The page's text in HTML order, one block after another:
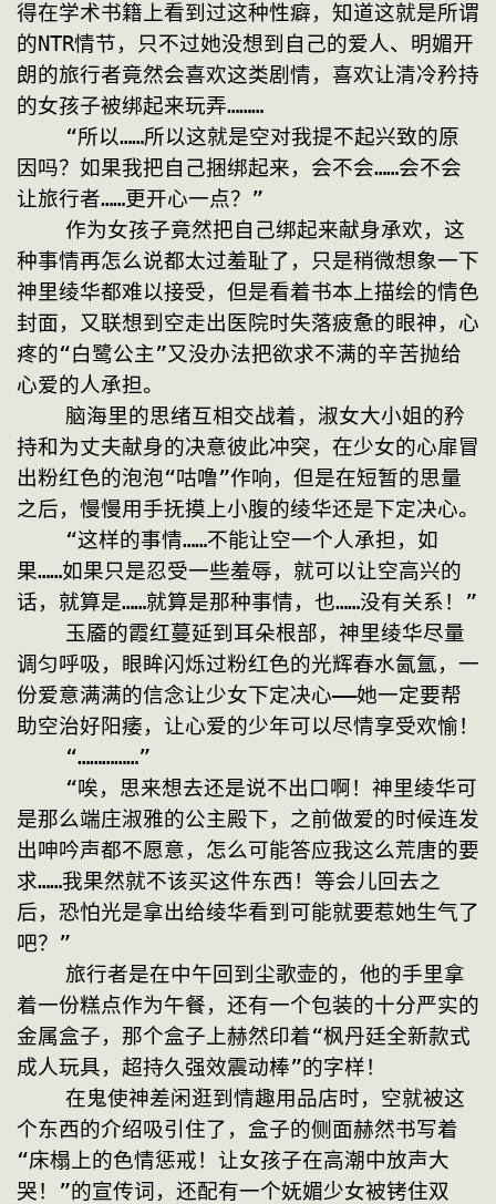
得在学术书籍上看到过这种性癖，知道这就是所谓
的NTR情节，只不过她没想到自己的爱人、明媚开
朗的旅行者竟然会喜欢这类剧情，喜欢让清冷矜持
的女孩子被绑起来玩弄………
因吗？如果我把自己捆绑起来，会不会……会不会
让旅行者……更开心一点？”
种事情再怎么说都太过羞耻了，只是稍微想象一下
神里绫华都难以接受，但是看着书本上描绘的情色
封面，又联想到空走出医院时失落疲惫的眼神，心
疼的“白鹭公主”又没办法把欲求不满的辛苦抛给
心爱的人承担。
持和为丈夫献身的决意彼此冲突，在少女的心扉冒
出粉红色的泡泡“咕噜”作响，但是在短暂的思量
之后，慢慢用手抚摸上小腹的绫华还是下定决心。
果……如果只是忍受一些羞辱，就可以让空高兴的
话，就算是……就算是那种事情，也……没有关系！”
调匀呼吸，眼眸闪烁过粉红色的光辉春水氤氲，一
份爱意满满的信念让少女下定决心——她一定要帮
助空治好阳痿，让心爱的少年可以尽情享受欢愉！
    “……………”
是那么端庄淑雅的公主殿下，之前做爱的时候连发
出呻吟声都不愿意，怎么可能答应我这么荒唐的要
求……我果然就不该买这件东西！等会儿回去之
后，恐怕光是拿出给绫华看到可能就要惹她生气了
吧？”
着一份糕点作为午餐，还有一个包装的十分严实的
金属盒子，那个盒子上赫然印着“枫丹廷全新款式
成人玩具，超持久强效震动棒”的字样！
个东西的介绍吸引住了，盒子的侧面赫然书写着
“床榻上的色情惩戒！让女孩子在高潮中放声大
哭！”的宣传词，还配有一个妩媚少女被铐住双